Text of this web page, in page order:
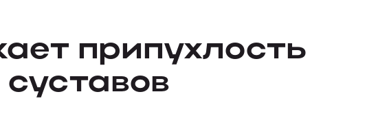
припухлость